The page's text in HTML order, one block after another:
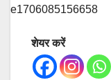
शेयर करें